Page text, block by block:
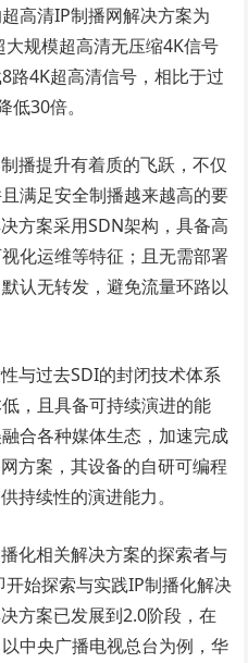
高清IP制播网解决方案为
规模超高清无压缩4K信号
路4K超高清信号，相比于过
30倍。
播提升有着质的飞跃，不仅
满足安全制播越来越高的要
方案采用SDN架构，具备高
化运维等特征；且无需部署
认无转发，避免流量环路以
与过去SDI的封闭技术体系
，且具备可持续演进的能
合各种媒体生态，加速完成
方案，其设备的自研可编程
持续性的演进能力。
化相关解决方案的探索者与
始探索与实践IP制播化解决
方案已发展到2.0阶段，在
中央广播电视总台为例，华